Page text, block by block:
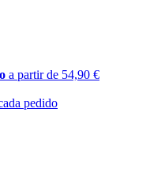
a partir de 54,90 €
pedido